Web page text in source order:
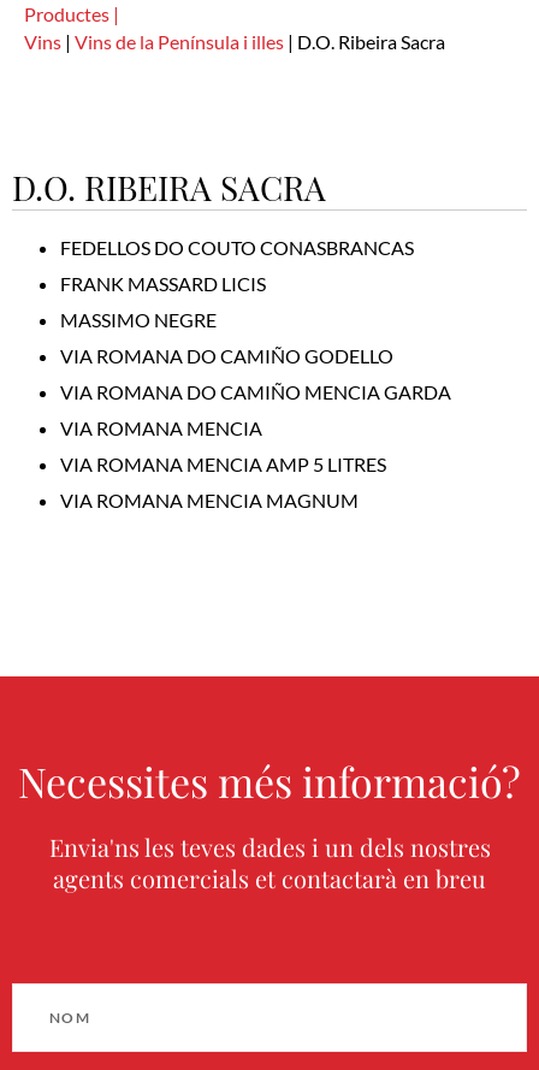
Productes |
Vins | Vins de la Península i illes | D.O. Ribeira Sacra
D.O. RIBEIRA SACRA
FEDELLOS DO COUTO CONASBRANCAS
FRANK MASSARD LICIS
MASSIMO NEGRE
VIA ROMANA DO CAMIÑO GODELLO
VIA ROMANA DO CAMIÑO MENCIA GARDA
VIA ROMANA MENCIA
VIA ROMANA MENCIA AMP 5 LITRES
VIA ROMANA MENCIA MAGNUM
Necessites més informació?
Envia'ns les teves dades i un dels nostres
agents comercials et contactarà en breu